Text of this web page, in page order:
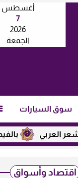
أغسطس
7
2026
الجمعة
سوق السيارات
بالفيديو..
اقتصاد وأسواق